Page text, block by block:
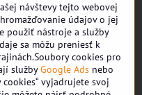
návštevy tejto webovej
údajov o jej
použiť nástroje a služby
sa môžu preniesť k
cookies pro
službyGoogle Ads nebo
vyjadrujete svoj